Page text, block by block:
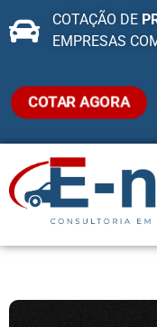
COTAÇÃO DE
EMPRESAS
COTAR AGORA